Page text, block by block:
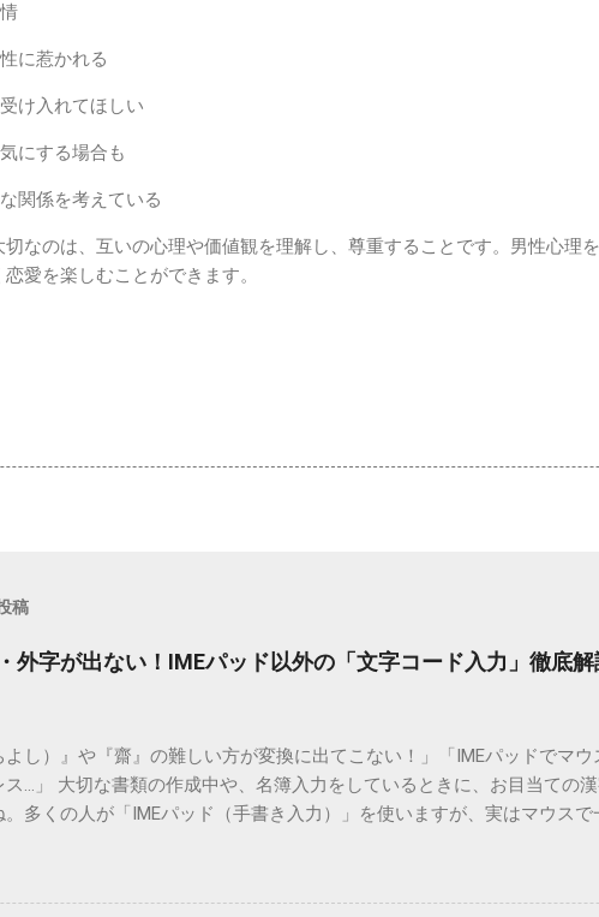
に惹かれる
け入れてほしい
にする場合も
関係を考えている
なのは、互いの心理や価値観を理解し、尊重することです。男性心理
愛を楽しむことができます。
稿
外字が出ない！IMEパッド以外の「文字コード入力」徹底解
よし）』や『齋』の難しい方が変換に出てこない！」「IMEパッドでマ
…」 大切な書類の作成中や、名簿入力をしているときに、お目当ての
。多くの人が「IMEパッド（手書き入力）」を使いますが、実はマウス
れば、もう難しい漢字の入力で手を止める必要はありません。 1. なぜ